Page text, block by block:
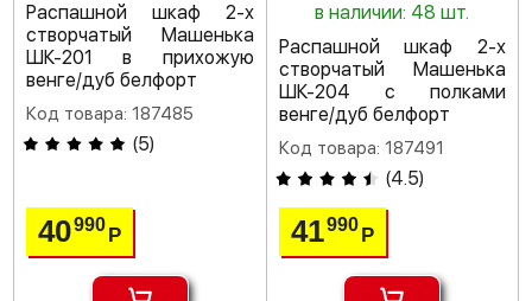
Распашной шкаф 2-х
створчатый Машенька
ШК-201 в прихожую
венге/дуб белфорт
Код товара: 187485
(5)
40990Р
в наличии: 48 шт.
Распашной шкаф 2-х
створчатый Машенька
ШК-204 с полками
венге/дуб белфорт
Код товара: 187491
(4.5)
41990 Р